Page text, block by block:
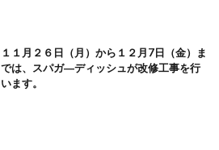
１１月２６日（月）から１２月7日（金）ま
では、スパガ―ディッシュが改修工事を行
います。